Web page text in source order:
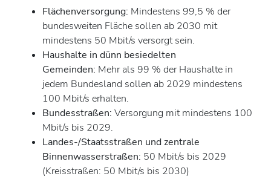
Flächenversorgung: Mindestens 99,5 % der
bundesweiten Fläche sollen ab 2030 mit
mindestens 50 Mbit/s versorgt sein.
Haushalte in dünn besiedelten
Gemeinden: Mehr als 99 % der Haushalte in
jedem Bundesland sollen ab 2029 mindestens
100 Mbit/s erhalten.
Bundesstraßen: Versorgung mit mindestens 100
Mbit/s bis 2029.
Landes-/Staatsstraßen und zentrale
Binnenwasserstraßen: 50 Mbit/s bis 2029
(Kreisstraßen: 50 Mbit/s bis 2030)